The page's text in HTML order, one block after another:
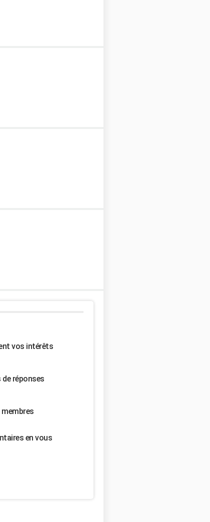
vos intérêts
réponses
en vous